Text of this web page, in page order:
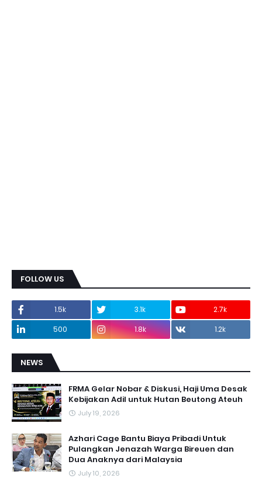
FOLLOW US
1.5k 3.1k
2.7k
500
1.8k 1.2k
NEWS
FRMA Gelar Nobar & Diskusi, Haji Uma Desak
Kebijakan Adil untuk Hutan Beutong Ateuh
July 19, 2026
Azhari Cage Bantu Biaya Pribadi Untuk
Pulangkan Jenazah Warga Bireuen dan
Dua Anaknya dari Malaysia
July 10, 2026